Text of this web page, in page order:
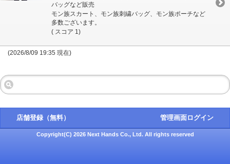
バッグなど販売
モン族スカート、モン族刺繍バッグ、モン族ポーチなど
多数ございます。
( スコア 1)
(2026/8/09 19:35 現在)
店舗登録（無料） 管理画面ログイン
Copyright(C) 2026 Next Hands Co., Ltd. All rights reserved